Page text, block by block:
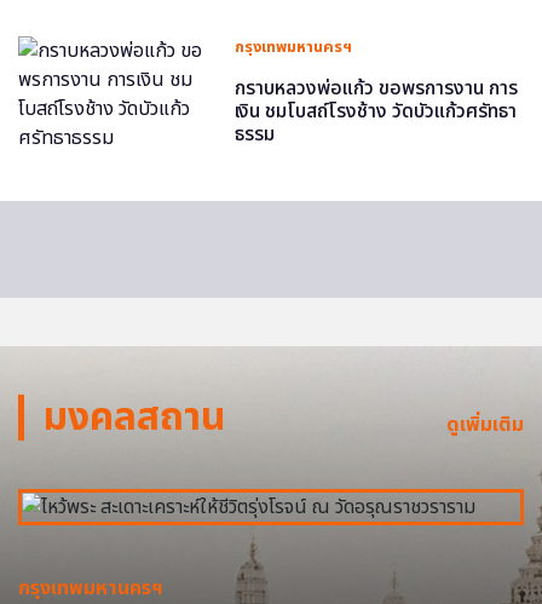
กรุงเทพมหานครฯ
กราบหลวงพ่อแก้ว ขอพรการงาน การ
เงิน ชมโบสถ์โรงช้าง วัดบัวแก้วศรัทธา
ธรรม
มงคลสถาน ดูเพิ่มเติม
กรุงเทพมหานครฯ